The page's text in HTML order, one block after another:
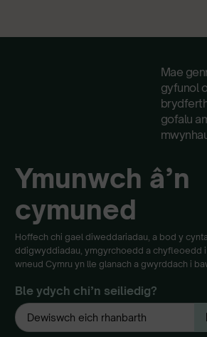
Mae
gyfunol
gofalu
Ymunwch â’n
cymuned
Hoffech chi gael diweddariadau, a bod y
ddigwyddiadau, ymgyrchoedd a chyfleoedd
wneud Cymru yn lle glanach a gwyrddach i
Ble ydych chi’n seiliedig?